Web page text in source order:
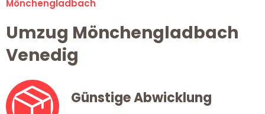
Mönchengladbach
Umzug Mönchengladbach
Venedig
Günstige Abwicklung